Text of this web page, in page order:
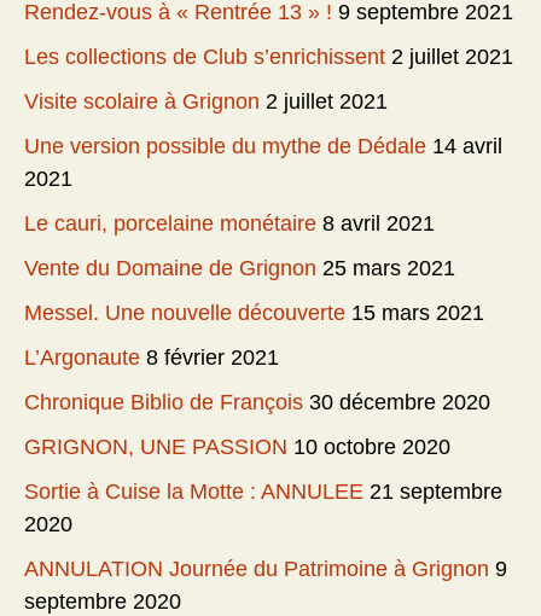
Rendez-vous à « Rentrée 13 » ! 9 septembre 2021
Les collections de Club s’enrichissent 2 juillet 2021
Visite scolaire à Grignon 2 juillet 2021
Une version possible du mythe de Dédale 14 avril
2021
Le cauri, porcelaine monétaire 8 avril 2021
Vente du Domaine de Grignon 25 mars 2021
Messel. Une nouvelle découverte 15 mars 2021
L’Argonaute 8 février 2021
Chronique Biblio de François 30 décembre 2020
GRIGNON, UNE PASSION 10 octobre 2020
Sortie à Cuise la Motte : ANNULEE 21 septembre
2020
ANNULATION Journée du Patrimoine à Grignon 9
septembre 2020